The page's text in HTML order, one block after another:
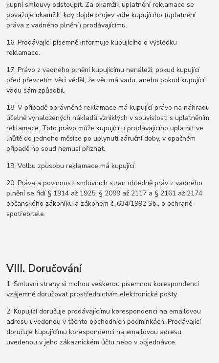
kupní smlouvy odstoupit. Za okamžik uplatnění reklamace se
považuje okamžik, kdy dojde projev vůle kupujícího (uplatnění
práva z vadného plnění) prodávajícímu.
16. Prodávající písemně informuje kupujícího o výsledku
reklamace.
17. Právo z vadného plnění kupujícímu nenáleží, pokud kupující
před převzetím věci věděl, že věc má vadu, anebo pokud kupující
vadu sám způsobil.
18. V případě oprávněné reklamace má kupující právo na náhradu
účelně vynaložených nákladů vzniklých v souvislosti s uplatněním
reklamace. Toto právo může kupující u prodávajícího uplatnit ve
lhůtě do jednoho měsíce po uplynutí záruční doby, v opačném
případě ho soud nemusí přiznat.
19. Volbu způsobu reklamace má kupující.
20. Práva a povinnosti smluvních stran ohledně práv z vadného
plnění se řídí § 1914 až 1925, § 2099 až 2117 a § 2161 až 2174
občanského zákoníku a zákonem č. 634/1992 Sb., o ochraně
spotřebitele.
VIII. Doručování
1. Smluvní strany si mohou veškerou písemnou korespondenci
vzájemně doručovat prostřednictvím elektronické pošty.
2. Kupující doručuje prodávajícímu korespondenci na emailovou
adresu uvedenou v těchto obchodních podmínkách. Prodávající
doručuje kupujícímu korespondenci na emailovou adresu
uvedenou v jeho zákaznickém účtu nebo v objednávce.